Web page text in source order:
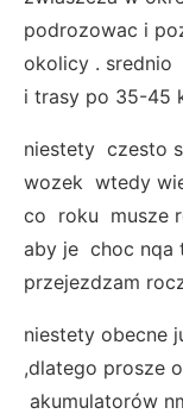
podrozowac i
okolicy . srednio
i trasy po 35-45
niestety czesto
wozek wtedy
co roku musze
aby je choc nqa
przejezdzam
niestety obecne
,dlatego prosze
akumulatorów